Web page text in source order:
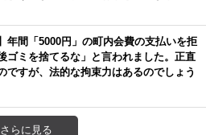
年間「5000円」の町内会費の支払いを拒
ゴミを捨てるな」と言われました。正直
ですが、法的な拘束力はあるのでしょう
さらに見る